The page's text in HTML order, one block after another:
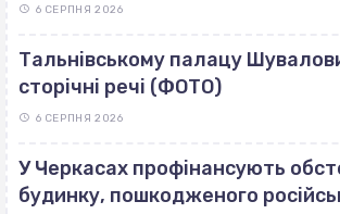
6 СЕРПНЯ 2026
Тальнівському палацу
сторічні речі (ФОТО)
6 СЕРПНЯ 2026
У Черкасах профінансують
будинку, пошкодженого